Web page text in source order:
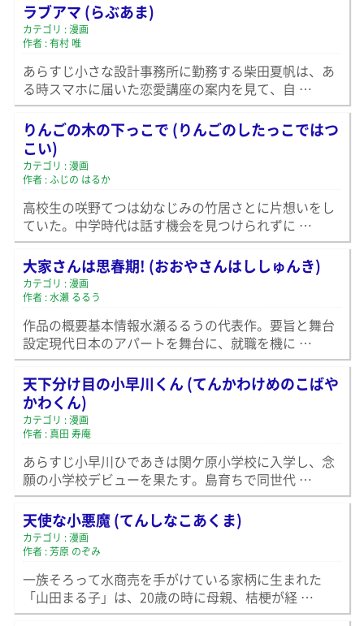
ラブアマ (らぶあま)
カテゴリ : 漫画
作者 : 有村 唯
あらすじ小さな設計事務所に勤務する柴田夏帆は、あ
る時スマホに届いた恋愛講座の案内を見て、自 …
りんごの木の下っこで (りんごのしたっこではつ
こい)
カテゴリ : 漫画
作者 : ふじの はるか
高校生の咲野てつは幼なじみの竹居さとに片想いをし
ていた。中学時代は話す機会を見つけられずに …
大家さんは思春期! (おおやさんはししゅんき)
カテゴリ : 漫画
作者 : 水瀬 るるう
作品の概要基本情報水瀬るるうの代表作。要旨と舞台
設定現代日本のアパートを舞台に、就職を機に …
天下分け目の小早川くん (てんかわけめのこばや
かわくん)
カテゴリ : 漫画
作者 : 真田 寿庵
あらすじ小早川ひであきは関ケ原小学校に入学し、念
願の小学校デビューを果たす。島育ちで同世代 …
天使な小悪魔 (てんしなこあくま)
カテゴリ : 漫画
作者 : 芳原 のぞみ
一族そろって水商売を手がけている家柄に生まれた
「山田まる子」は、20歳の時に母親、桔梗が経 …